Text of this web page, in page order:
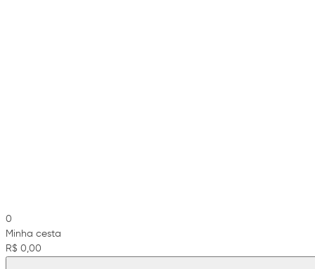
0
Minha cesta
R$ 0,00